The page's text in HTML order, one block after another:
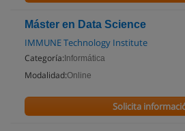
Máster en Data Science
IMMUNE Technology Institute
Categoría: Informática
Modalidad:Online
Solicita